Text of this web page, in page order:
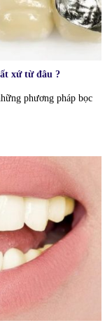
xứ từ đâu ?
phương pháp bọc